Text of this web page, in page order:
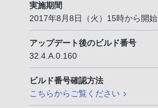
実施期間
2017年8月8日（火）15時から開始
アップデート後のビルド番号
32.4.A.0.160
ビルド番号確認方法
こちらからご覧ください